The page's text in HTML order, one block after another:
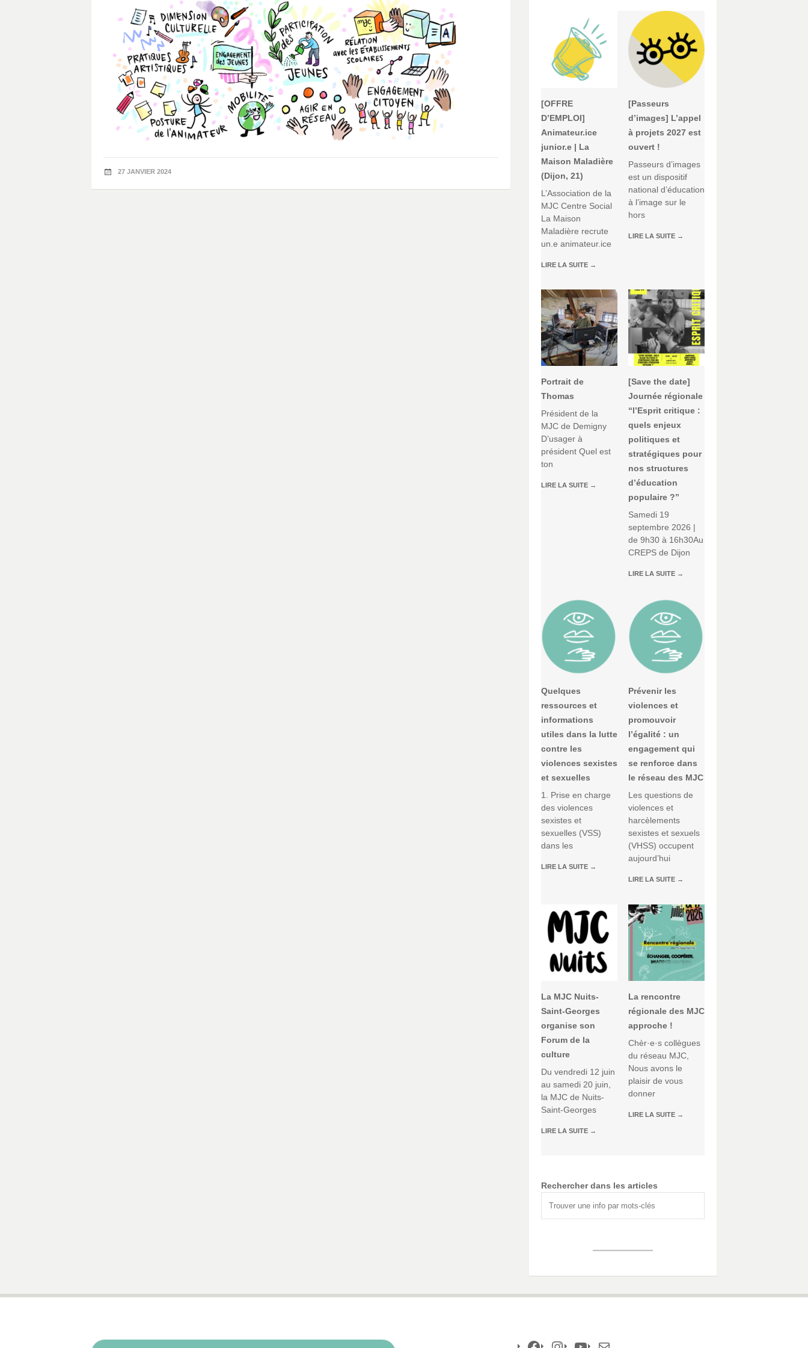
27 JANVIER 2024
[OFFRE
D’EMPLOI]
Animateur.ice
junior.e | La
Maison Maladière
(Dijon, 21)
L’Association de la
MJC Centre Social
La Maison
Maladière recrute
un.e animateur.ice
LIRE LA SUITE →
[Passeurs
d’images] L’appel
à projets 2027 est
ouvert !
Passeurs d’images
est un dispositif
national d’éducation
à l’image sur le
hors
LIRE LA SUITE →
Portrait de
Thomas
Président de la
MJC de Demigny
D’usager à
président Quel est
ton
LIRE LA SUITE →
[Save the date]
Journée régionale
“l’Esprit critique :
quels enjeux
politiques et
stratégiques pour
nos structures
d’éducation
populaire ?”
Samedi 19
septembre 2026 |
de 9h30 à 16h30Au
CREPS de Dijon
LIRE LA SUITE →
Quelques
ressources et
informations
utiles dans la lutte
contre les
violences sexistes
et sexuelles
1. Prise en charge
des violences
sexistes et
sexuelles (VSS)
dans les
LIRE LA SUITE →
Prévenir les
violences et
promouvoir
l’égalité : un
engagement qui
se renforce dans
le réseau des MJC
Les questions de
violences et
harcèlements
sexistes et sexuels
(VHSS) occupent
aujourd’hui
LIRE LA SUITE →
La MJC Nuits-
Saint-Georges
organise son
Forum de la
culture
Du vendredi 12 juin
au samedi 20 juin,
la MJC de Nuits-
Saint-Georges
LIRE LA SUITE →
La rencontre
régionale des MJC
approche !
Chèr·e·s collègues
du réseau MJC,
Nous avons le
plaisir de vous
donner
LIRE LA SUITE →
Rechercher dans les articles